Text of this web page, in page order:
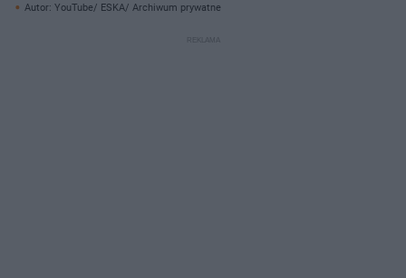
Autor: YouTube/ ESKA/ Archiwum prywatne